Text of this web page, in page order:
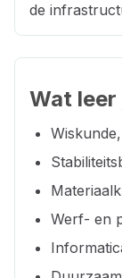
de
Wat leer
Werf- en